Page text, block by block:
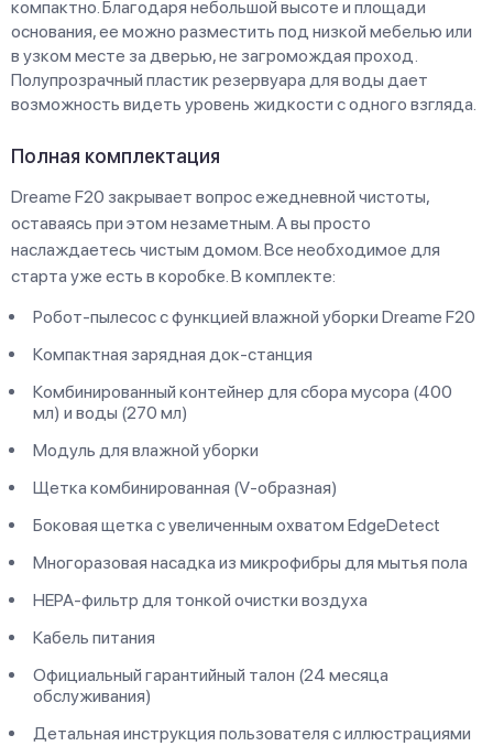
компактно. Благодаря небольшой высоте и площади
основания, ее можно разместить под низкой мебелью или
в узком месте за дверью, не загромождая проход.
Полупрозрачный пластик резервуара для воды дает
возможность видеть уровень жидкости с одного взгляда.
Полная комплектация
Dreame F20 закрывает вопрос ежедневной чистоты,
оставаясь при этом незаметным. А вы просто
наслаждаетесь чистым домом. Все необходимое для
старта уже есть в коробке. В комплекте:
Робот-пылесос с функцией влажной уборки Dreame F20
Компактная зарядная док-станция
Комбинированный контейнер для сбора мусора (400
мл) и воды (270 мл)
Модуль для влажной уборки
Щетка комбинированная (V-образная)
Боковая щетка с увеличенным охватом EdgeDetect
Многоразовая насадка из микрофибры для мытья пола
HEPA-фильтр для тонкой очистки воздуха
Кабель питания
Официальный гарантийный талон (24 месяца
обслуживания)
Детальная инструкция пользователя с иллюстрациями